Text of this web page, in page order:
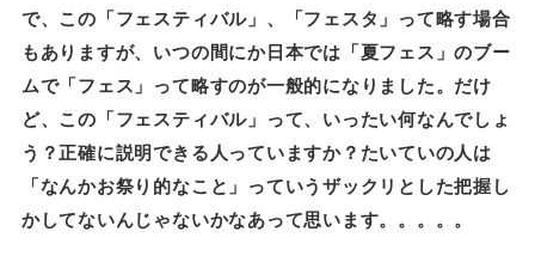
で、この「フェスティバル」、「フェスタ」って略す場合
もありますが、いつの間にか日本では「夏フェス」のブー
ムで「フェス」って略すのが一般的になりました。だけ
ど、この「フェスティバル」って、いったい何なんでしょ
う？正確に説明できる人っていますか？たいていの人は
「なんかお祭り的なこと」っていうザックリとした把握し
かしてないんじゃないかなあって思います。。。。。